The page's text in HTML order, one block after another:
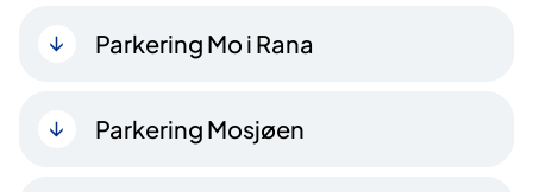
Parkering Mo i Rana
Parkering Mosjøen